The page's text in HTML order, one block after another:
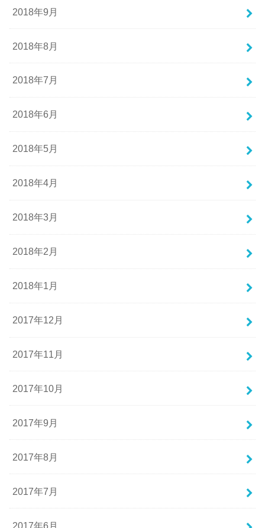
2018年9月
2018年8月
2018年7月
2018年6月
2018年5月
2018年4月
2018年3月
2018年2月
2018年1月
2017年12月
2017年11月
2017年10月
2017年9月
2017年8月
2017年7月
2017年6月